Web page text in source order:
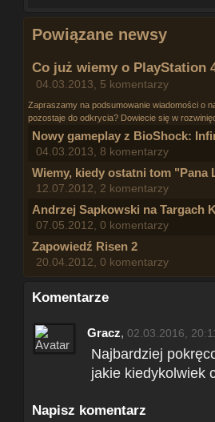
Powiązane newsy
Co już wiemy o PlayStation
04.03.2013, 5 komentarzy
Zapraszamy na podsumowanie wiadomości o
pozostaje do odkrycia? Dowiecie się w
Nowy gameplay z BioShock:
04.03.2013, 8 komentarzy
Wiemy, kiedy ostatni tom
12.07.2012, 2 komentarzy
Andrzej Sapkowski na Targach
07.05.2012, 0 komentarzy
Zapowiedź Risen 2
20.04.2012, 0 komentarzy
Komentarze
Gracz, 02.03.2016,
Najbardziej
jakie kiedykolwiek
Napisz komentarz